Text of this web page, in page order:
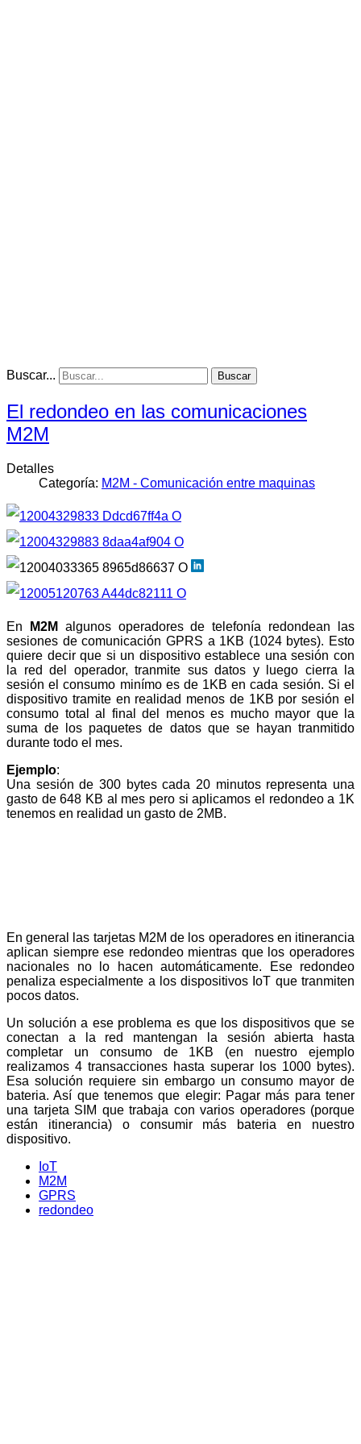
Buscar... Buscar
El redondeo en las comunicaciones
M2M
Detalles
Categoría: M2M - Comunicación entre maquinas
En M2M algunos operadores de telefonía redondean las
sesiones de comunicación GPRS a 1KB (1024 bytes). Esto
quiere decir que si un dispositivo establece una sesión con
la red del operador, tranmite sus datos y luego cierra la
sesión el consumo minímo es de 1KB en cada sesión. Si el
dispositivo tramite en realidad menos de 1KB por sesión el
consumo total al final del menos es mucho mayor que la
suma de los paquetes de datos que se hayan tranmitido
durante todo el mes.
Ejemplo:
Una sesión de 300 bytes cada 20 minutos representa una
gasto de 648 KB al mes pero si aplicamos el redondeo a 1K
tenemos en realidad un gasto de 2MB.
En general las tarjetas M2M de los operadores en itinerancia
aplican siempre ese redondeo mientras que los operadores
nacionales no lo hacen automáticamente. Ese redondeo
penaliza especialmente a los dispositivos IoT que tranmiten
pocos datos.
Un solución a ese problema es que los dispositivos que se
conectan a la red mantengan la sesión abierta hasta
completar un consumo de 1KB (en nuestro ejemplo
realizamos 4 transacciones hasta superar los 1000 bytes).
Esa solución requiere sin embargo un consumo mayor de
bateria. Así que tenemos que elegir: Pagar más para tener
una tarjeta SIM que trabaja con varios operadores (porque
están itinerancia) o consumir más bateria en nuestro
dispositivo.
IoT
M2M
GPRS
redondeo